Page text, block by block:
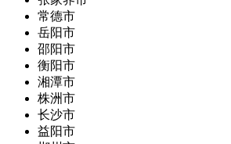
常德市
岳阳市
邵阳市
衡阳市
湘潭市
株洲市
长沙市
益阳市